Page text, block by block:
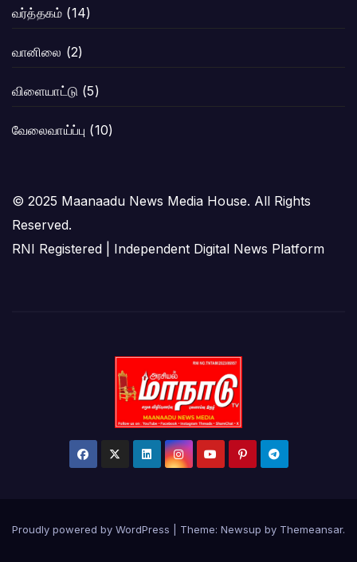
வர்த்தகம் (14)
வானிலை (2)
விளையாட்டு (5)
வேலைவாய்ப்பு (10)
© 2025 Maanaadu News Media House. All Rights
Reserved.
RNI Registered | Independent Digital News Platform
Proudly powered by WordPress Theme: Newsup by Themeansar.